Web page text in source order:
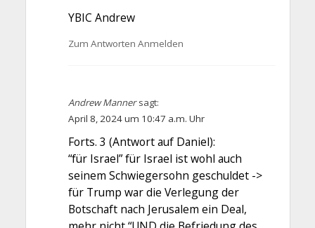
YBIC Andrew
Zum Antworten Anmelden
Andrew Manner sagt:
April 8, 2024 um 10:47 a.m. Uhr
Forts. 3 (Antwort auf Daniel):
“für Israel” für Israel ist wohl auch
seinem Schwiegersohn geschuldet ->
für Trump war die Verlegung der
Botschaft nach Jerusalem ein Deal,